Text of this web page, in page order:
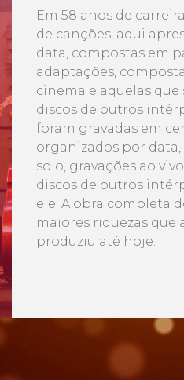
Em 58 anos de
de canções, aqui
data, compostas em
adaptações,
cinema e aquelas que
discos de outros
foram gravadas em
organizados por
solo, gravações ao
discos de outros
ele. A obra completa
maiores riquezas que
produziu até hoje.